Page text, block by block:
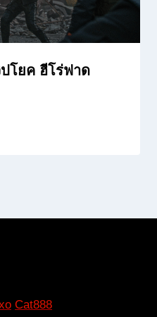
โยค ฮีโร่ฟาด
Cat888